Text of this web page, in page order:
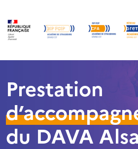
Prestation
du DAVA